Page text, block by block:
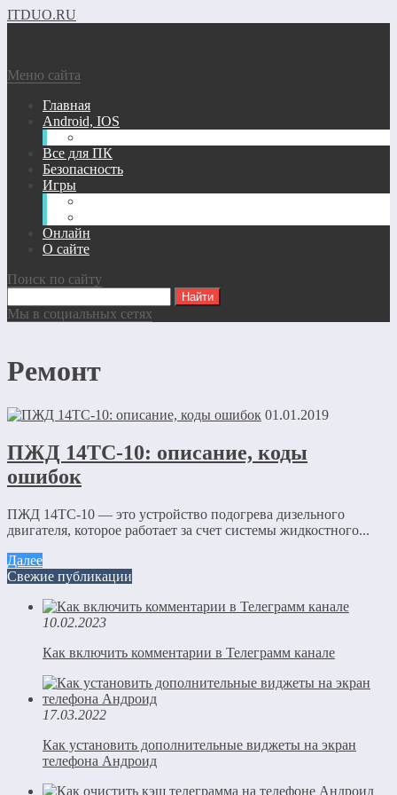
ITDUO.RU
Меню сайта
Главная
Android, IOS
Все для ПК
Безопасность
Игры
Онлайн
О сайте
Поиск по сайту
Мы в социальных сетях
Ремонт
01.01.2019
ПЖД 14ТС-10: описание, коды
ошибок
ПЖД 14ТС-10 — это устройство подогрева дизельного
двигателя, которое работает за счет системы жидкостного...
Далее
Свежие публикации
10.02.2023
Как включить комментарии в Телеграмм канале
17.03.2022
Как установить дополнительные виджеты на экран
телефона Андроид